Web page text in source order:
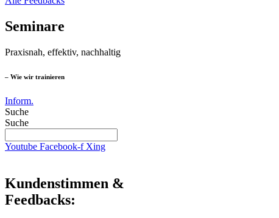
Seminare
Praxisnah, effektiv, nachhaltig
– Wie wir trainieren
Inform.
Suche
Suche
Youtube Facebook-f Xing
Kundenstimmen &
Feedbacks: